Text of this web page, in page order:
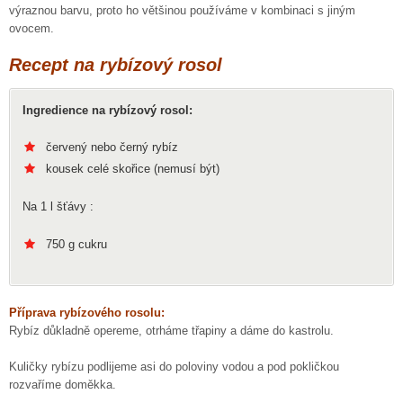
výraznou barvu, proto ho většinou používáme v kombinaci s jiným
ovocem.
Recept na rybízový rosol
Ingredience na rybízový rosol:
červený nebo černý rybíz
kousek celé skořice (nemusí být)
Na 1 l šťávy :
750 g cukru
Příprava rybízového rosolu:
Rybíz důkladně opereme, otrháme třapiny a dáme do kastrolu.
Kuličky rybízu podlijeme asi do poloviny vodou a pod pokličkou
rozvaříme doměkka.